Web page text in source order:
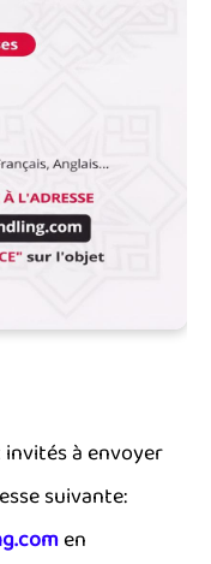
à envoyer
suivante:
en